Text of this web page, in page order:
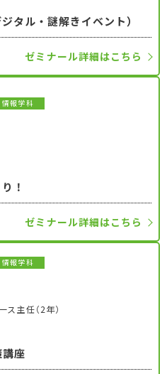
タル・謎解きイベント）
ゼミナール詳細はこちら
報学科
！
ゼミナール詳細はこちら
報学科
ス主任（2年）
座